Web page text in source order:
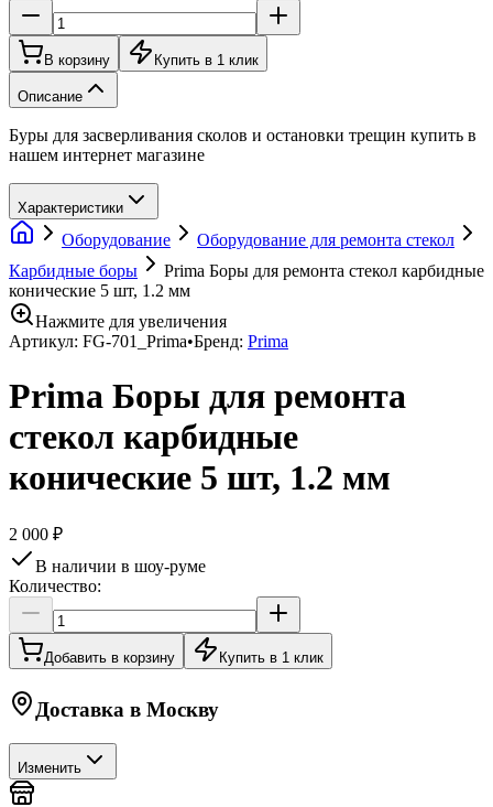
В корзину Купить в 1 клик
Описание
Буры для засверливания сколов и остановки трещин купить в
нашем интернет магазине
Характеристики
Оборудование
Оборудование для ремонта стекол
Карбидные боры
Prima Боры для ремонта стекол карбидные
конические 5 шт, 1.2 мм
Нажмите для увеличения
Артикул: FG-701_Prima•Бренд: Prima
Prima Боры для ремонта
стекол карбидные
конические 5 шт, 1.2 мм
2 000 ₽
В наличии в шоу-руме
Количество:
Добавить в корзину Купить в 1 клик
Доставка в Москву
Изменить